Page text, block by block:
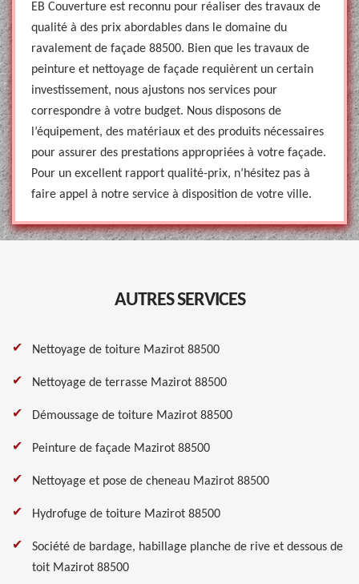
EB Couverture est reconnu pour réaliser des travaux de
qualité à des prix abordables dans le domaine du
ravalement de façade 88500. Bien que les travaux de
peinture et nettoyage de façade requièrent un certain
investissement, nous ajustons nos services pour
correspondre à votre budget. Nous disposons de
l’équipement, des matériaux et des produits nécessaires
pour assurer des prestations appropriées à votre façade.
Pour un excellent rapport qualité-prix, n’hésitez pas à
faire appel à notre service à disposition de votre ville.
AUTRES SERVICES
Nettoyage de toiture Mazirot 88500
Nettoyage de terrasse Mazirot 88500
Démoussage de toiture Mazirot 88500
Peinture de façade Mazirot 88500
Nettoyage et pose de cheneau Mazirot 88500
Hydrofuge de toiture Mazirot 88500
Société de bardage, habillage planche de rive et dessous de
toit Mazirot 88500